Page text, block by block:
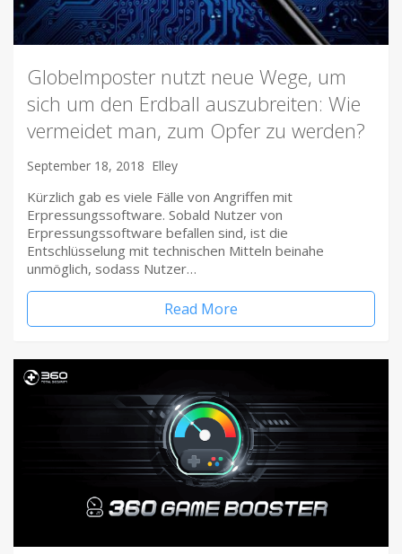
Globelmposter nutzt neue Wege, um
sich um den Erdball auszubreiten: Wie
vermeidet man, zum Opfer zu werden?
September 18, 2018 Elley
Kürzlich gab es viele Fälle von Angriffen mit
Erpressungssoftware. Sobald Nutzer von
Erpressungssoftware befallen sind, ist die
Entschlüsselung mit technischen Mitteln beinahe
unmöglich, sodass Nutzer…
Read More